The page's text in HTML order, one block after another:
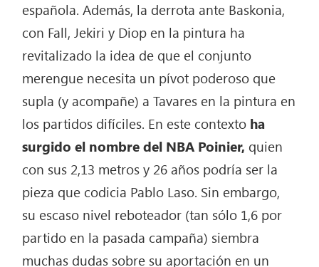
española. Además, la derrota ante Baskonia,
con Fall, Jekiri y Diop en la pintura ha
revitalizado la idea de que el conjunto
merengue necesita un pívot poderoso que
supla (y acompañe) a Tavares en la pintura en
los partidos difíciles. En este contexto ha
surgido el nombre del NBA Poinier, quien
con sus 2,13 metros y 26 años podría ser la
pieza que codicia Pablo Laso. Sin embargo,
su escaso nivel reboteador (tan sólo 1,6 por
partido en la pasada campaña) siembra
muchas dudas sobre su aportación en un